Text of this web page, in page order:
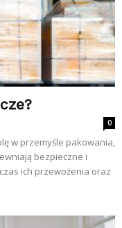
0
w przemyśle pakowania,
bezpieczne i
ich przewożenia oraz